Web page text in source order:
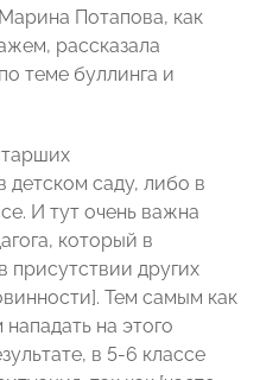
Потапова, как
рассказала
теме буллинга и
детском саду, либо в
И тут очень важна
который в
присутствии других
Тем самым как
на этого
в 5-6 классе